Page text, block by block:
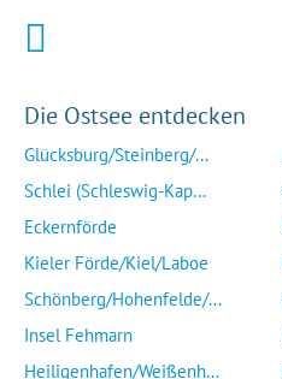
Die Ostsee entdecken
Glücksburg/Steinberg/...
Schlei (Schleswig-Kap...
Eckernförde
Kieler Förde/Kiel/Laboe
Schönberg/Hohenfelde/...
Insel Fehmarn
Heiligenhafen/Weißenh...